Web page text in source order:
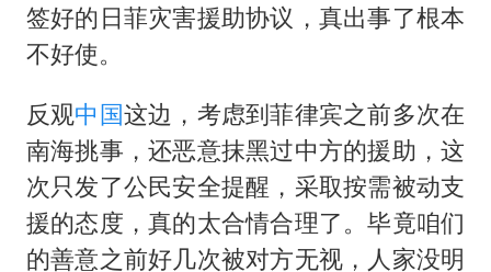
签好的日菲灾害援助协议，真出事了根本
不好使。
反观中国这边，考虑到菲律宾之前多次在
南海挑事，还恶意抹黑过中方的援助，这
次只发了公民安全提醒，采取按需被动支
援的态度，真的太合情合理了。毕竟咱们
的善意之前好几次被对方无视，人家没明